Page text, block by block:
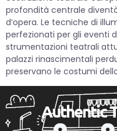
profondità centrale
d’opera. Le tecniche di
perfezionati per gli eventi
strumentazioni teatrali
palazzi rinascimentali
preservano le costumi
Authentic